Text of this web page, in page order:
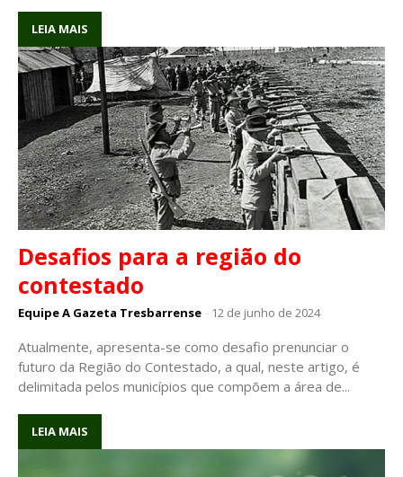
LEIA MAIS
Desafios para a região do
contestado
Equipe A Gazeta Tresbarrense - 12 de junho de 2024
Atualmente, apresenta-se como desafio prenunciar o
futuro da Região do Contestado, a qual, neste artigo, é
delimitada pelos municípios que compõem a área de...
LEIA MAIS